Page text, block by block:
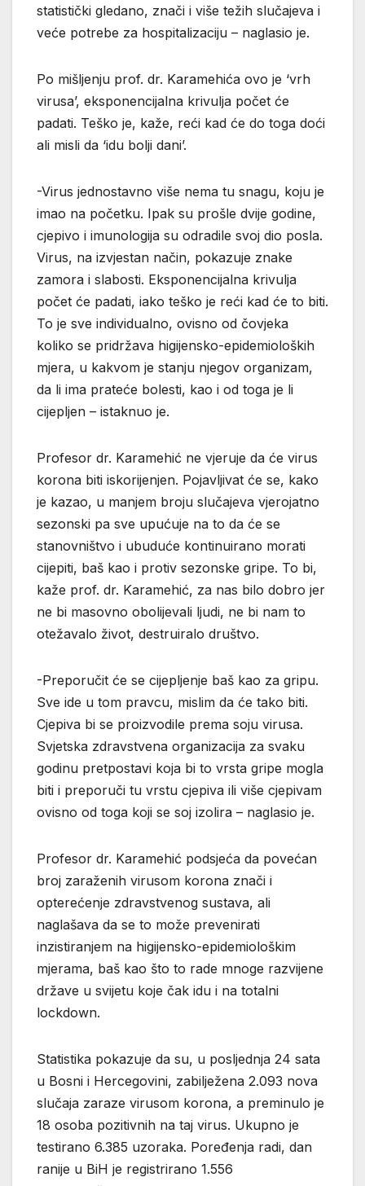
statistički gledano, znači i više težih slučajeva i
veće potrebe za hospitalizaciju – naglasio je.
Po mišljenju prof. dr. Karamehića ovo je ‘vrh
virusa’, eksponencijalna krivulja počet će
padati. Teško je, kaže, reći kad će do toga doći
ali misli da ‘idu bolji dani’.
-Virus jednostavno više nema tu snagu, koju je
imao na početku. Ipak su prošle dvije godine,
cjepivo i imunologija su odradile svoj dio posla.
Virus, na izvjestan način, pokazuje znake
zamora i slabosti. Eksponencijalna krivulja
počet će padati, iako teško je reći kad će to biti.
To je sve individualno, ovisno od čovjeka
koliko se pridržava higijensko-epidemioloških
mjera, u kakvom je stanju njegov organizam,
da li ima prateće bolesti, kao i od toga je li
cijepljen – istaknuo je.
Profesor dr. Karamehić ne vjeruje da će virus
korona biti iskorijenjen. Pojavljivat će se, kako
je kazao, u manjem broju slučajeva vjerojatno
sezonski pa sve upućuje na to da će se
stanovništvo i ubuduće kontinuirano morati
cijepiti, baš kao i protiv sezonske gripe. To bi,
kaže prof. dr. Karamehić, za nas bilo dobro jer
ne bi masovno obolijevali ljudi, ne bi nam to
otežavalo život, destruiralo društvo.
-Preporučit će se cijepljenje baš kao za gripu.
Sve ide u tom pravcu, mislim da će tako biti.
Cjepiva bi se proizvodile prema soju virusa.
Svjetska zdravstvena organizacija za svaku
godinu pretpostavi koja bi to vrsta gripe mogla
biti i preporuči tu vrstu cjepiva ili više cjepivam
ovisno od toga koji se soj izolira – naglasio je.
Profesor dr. Karamehić podsjeća da povećan
broj zaraženih virusom korona znači i
opterećenje zdravstvenog sustava, ali
naglašava da se to može prevenirati
inzistiranjem na higijensko-epidemiološkim
mjerama, baš kao što to rade mnoge razvijene
države u svijetu koje čak idu i na totalni
lockdown.
Statistika pokazuje da su, u posljednja 24 sata
u Bosni i Hercegovini, zabilježena 2.093 nova
slučaja zaraze virusom korona, a preminulo je
18 osoba pozitivnih na taj virus. Ukupno je
testirano 6.385 uzoraka. Poređenja radi, dan
ranije u BiH je registrirano 1.556